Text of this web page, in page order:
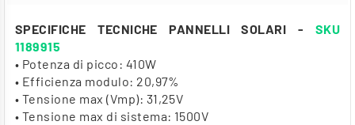
SPECIFICHE TECNICHE PANNELLI SOLARI - SKU
1189915
• Potenza di picco: 410W
• Efficienza modulo: 20,97%
• Tensione max (Vmp): 31,25V
• Tensione max di sistema: 1500V